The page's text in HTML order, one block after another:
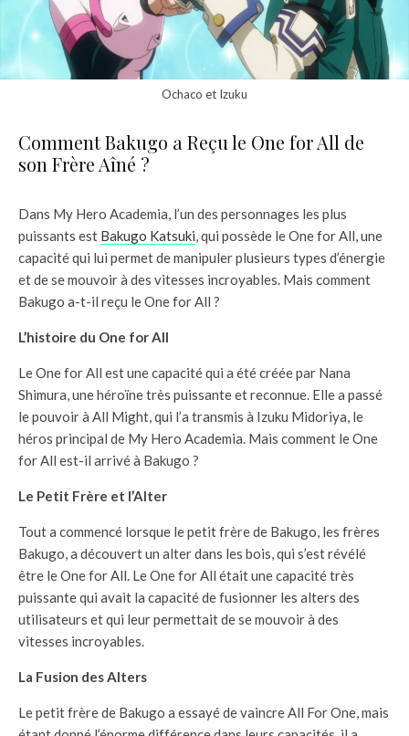
Ochaco et Izuku
Comment Bakugo a Reçu le One for All de
son Frère Aîné ?
Dans My Hero Academia, l’un des personnages les plus
puissants est Bakugo Katsuki, qui possède le One for All, une
capacité qui lui permet de manipuler plusieurs types d’énergie
et de se mouvoir à des vitesses incroyables. Mais comment
Bakugo a-t-il reçu le One for All ?
L’histoire du One for All
Le One for All est une capacité qui a été créée par Nana
Shimura, une héroïne très puissante et reconnue. Elle a passé
le pouvoir à All Might, qui l’a transmis à Izuku Midoriya, le
héros principal de My Hero Academia. Mais comment le One
for All est-il arrivé à Bakugo ?
Le Petit Frère et l’Alter
Tout a commencé lorsque le petit frère de Bakugo, les frères
Bakugo, a découvert un alter dans les bois, qui s’est révélé
être le One for All. Le One for All était une capacité très
puissante qui avait la capacité de fusionner les alters des
utilisateurs et qui leur permettait de se mouvoir à des
vitesses incroyables.
La Fusion des Alters
Le petit frère de Bakugo a essayé de vaincre All For One, mais